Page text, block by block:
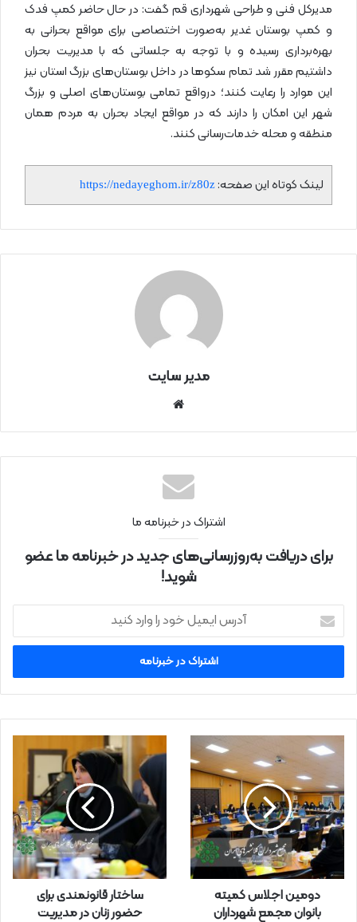
مدیرکل فنی و طراحی شهرداری قم گفت: در حال حاضر کمپ فدک
و کمپ بوستان غدیر به‌صورت اختصاصی برای مواقع بحرانی به
بهره‌برداری رسیده و با توجه به جلساتی که با مدیریت بحران
داشتیم مقرر شد تمام سکوها در داخل بوستان‌های بزرگ استان نیز
این موارد را رعایت کنند؛ درواقع تمامی بوستان‌های اصلی و بزرگ
شهر این امکان را دارند که در مواقع ایجاد بحران به مردم همان
منطقه و محله خدمات‌رسانی کنند.
لینک کوتاه این صفحه: https://nedayeghom.ir/z80z
مدیر سایت
نتی
اشتراک در خبرنامه ما
برای دریافت به‌روزرسانی‌های جدید در خبرنامه ما عضو
شوید!
ر
ا
ی
د
ر
ا
و
ر
دومین اجلاس کمیته
بانوان مجمع شهرداران
ساختار قانونمندی برای
حضور زنان در مدیریت